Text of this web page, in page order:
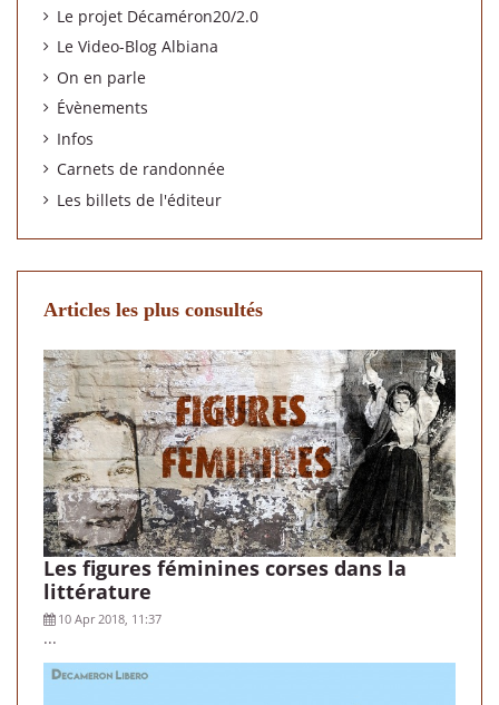
Le projet Décaméron20/2.0
Le Video-Blog Albiana
On en parle
Évènements
Infos
Carnets de randonnée
Les billets de l'éditeur
Articles les plus consultés
Les figures féminines corses dans la
littérature
10 Apr 2018, 11:37
...